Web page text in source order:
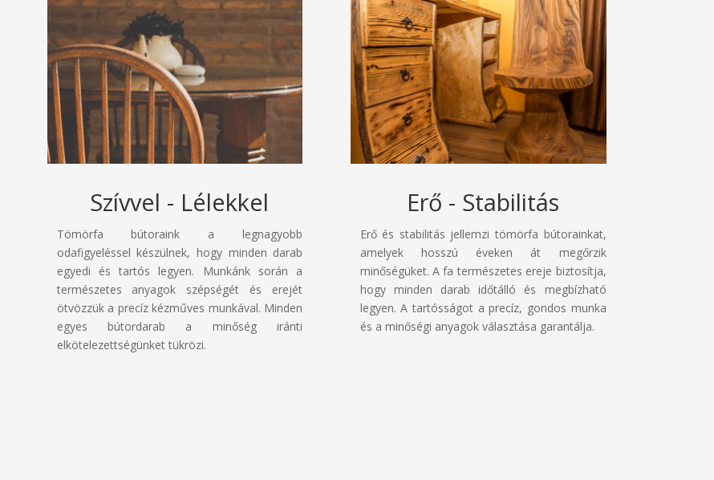
Szívvel - Lélekkel
Tömörfa bútoraink a legnagyobb
odafigyeléssel készülnek, hogy minden darab
egyedi és tartós legyen. Munkánk során a
természetes anyagok szépségét és erejét
ötvözzük a precíz kézműves munkával. Minden
egyes bútordarab a minőség iránti
elkötelezettségünket tükrözi.
Erő - Stabilitás
Erő és stabilitás jellemzi tömörfa bútorainkat,
amelyek hosszú éveken át megőrzik
minőségüket. A fa természetes ereje biztosítja,
hogy minden darab időtálló és megbízható
legyen. A tartósságot a precíz, gondos munka
és a minőségi anyagok választása garantálja.